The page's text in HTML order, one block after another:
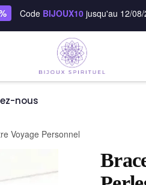
Code BIJOUX10jusqu'au 12/08/
nous
Voyage Personnel